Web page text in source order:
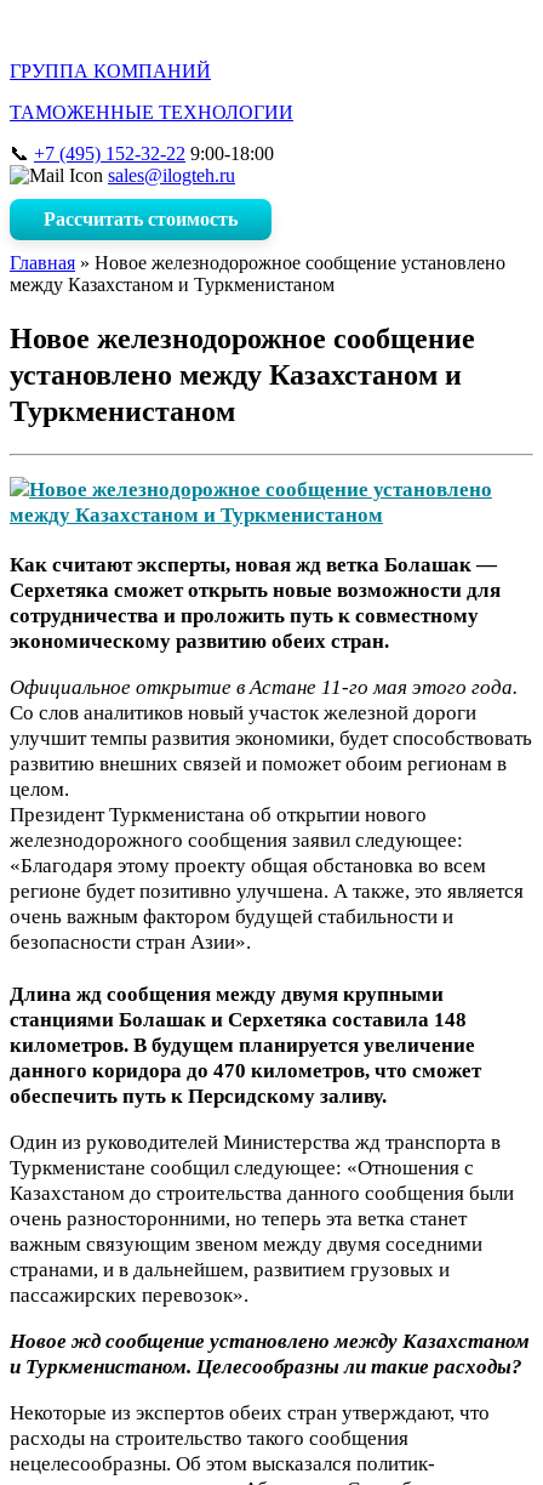
ГРУППА КОМПАНИЙ
ТАМОЖЕННЫЕ ТЕХНОЛОГИИ
+7 (495) 152-32-22 9:00-18:00
sales@ilogteh.ru
Рассчитать стоимость
Главная » Новое железнодорожное сообщение установлено
между Казахстаном и Туркменистаном
Новое железнодорожное сообщение
установлено между Казахстаном и
Туркменистаном
Как считают эксперты, новая жд ветка Болашак —
Серхетяка сможет открыть новые возможности для
сотрудничества и проложить путь к совместному
экономическому развитию обеих стран.
Официальное открытие в Астане 11-го мая этого года.
Со слов аналитиков новый участок железной дороги
улучшит темпы развития экономики, будет способствовать
развитию внешних связей и поможет обоим регионам в
целом.
Президент Туркменистана об открытии нового
железнодорожного сообщения заявил следующее:
«Благодаря этому проекту общая обстановка во всем
регионе будет позитивно улучшена. А также, это является
очень важным фактором будущей стабильности и
безопасности стран Азии».
Длина жд сообщения между двумя крупными
станциями Болашак и Серхетяка составила 148
километров. В будущем планируется увеличение
данного коридора до 470 километров, что сможет
обеспечить путь к Персидскому заливу.
Один из руководителей Министерства жд транспорта в
Туркменистане сообщил следующее: «Отношения с
Казахстаном до строительства данного сообщения были
очень разносторонними, но теперь эта ветка станет
важным связующим звеном между двумя соседними
странами, и в дальнейшем, развитием грузовых и
пассажирских перевозок».
Новое жд сообщение установлено между Казахстаном
и Туркменистаном. Целесообразны ли такие расходы?
Некоторые из экспертов обеих стран утверждают, что
расходы на строительство такого сообщения
нецелесообразны. Об этом высказался политик-